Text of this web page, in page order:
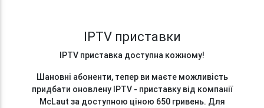
IPTV приставки
IPTV приставка доступна кожному!
Шановні абоненти, тепер ви маєте можливість
придбати оновлену IPTV - приставку від компанії
McLaut за доступною ціною 650 гривень. Для